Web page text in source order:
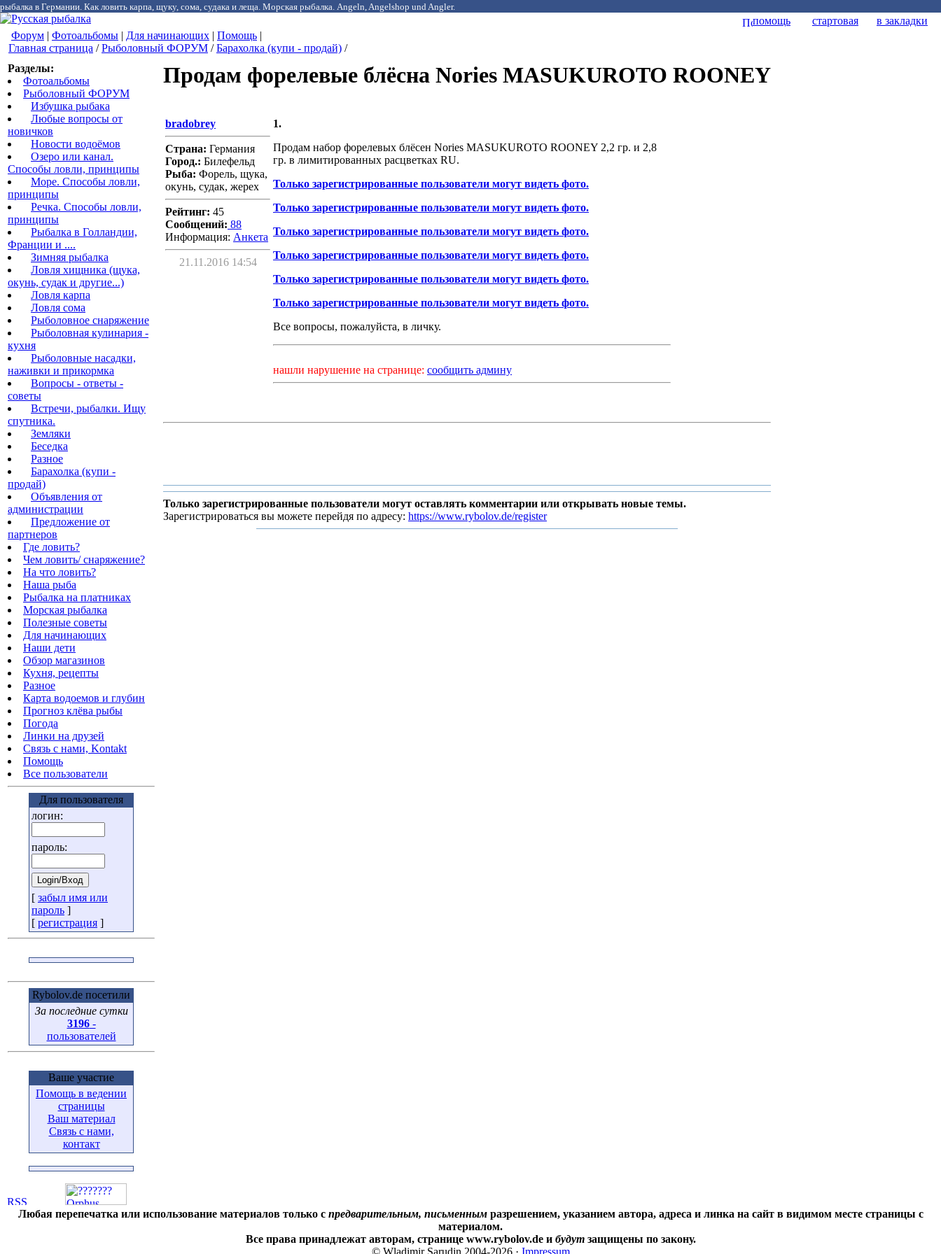
рыбалка в Германии. Как ловить карпа, щуку, сома, судака и леща. Морская рыбалка. Angeln, Angelshop und Angler.
помощь стартовая
в закладки
Форум | Фотоальбомы | Для начинающих | Помощь |
Главная страница /Рыболовный ФОРУМ /Барахолка (купи - продай) /
Разделы:
Фотоальбомы
Рыболовный ФОРУМ
Избушка рыбака
Любые вопросы от
новичков
Новости водоёмов
Озеро или канал.
Способы ловли, принципы
Море. Способы ловли,
принципы
Речка. Способы ловли,
принципы
Рыбалка в Голландии,
Франции и ....
Зимняя рыбалка
Ловля хищника (щука,
окунь, судак и другие...)
Ловля карпа
Ловля сома
Рыболовное снаряжение
Рыболовная кулинария -
кухня
Рыболовные насадки,
наживки и прикормка
Вопросы - ответы -
советы
Встречи, рыбалки. Ищу
спутника.
Земляки
Беседка
Разное
Барахолка (купи -
продай)
Объявления от
администрации
Предложение от
партнеров
Где ловить?
Чем ловить/ снаряжение?
На что ловить?
Наша рыба
Рыбалка на платниках
Морская рыбалка
Полезные советы
Для начинающих
Наши дети
Обзор магазинов
Кухня, рецепты
Разное
Карта водоемов и глубин
Прогноз клёва рыбы
Погода
Линки на друзей
Связь с нами, Kontakt
Помощь
Все пользователи
Для пользователя
логин:
пароль:
[ забыл имя или
пароль ]
[ регистрация ]
Rybolov.de посетили
За последние сутки
3196-
пользователей
Ваше участие
Помощь в ведении
страницы
Ваш материал
Связь с нами,
контакт
Продам форелевые блёсна Nories MASUKUROTO ROONEY
bradobrey
Страна: Германия
Город.: Билефельд
Рыба: Форель, щука,
окунь, судак, жерех
Рейтинг: 45
Сообщений: 88
Информация: Aнкета
21.11.2016 14:54
1.
Продам набор форелевых блёсен Nories MASUKUROTO ROONEY 2,2 гр. и 2,8
гр. в лимитированных расцветках RU.
Только зарегистрированные пользователи могут видеть фото.
Только зарегистрированные пользователи могут видеть фото.
Только зарегистрированные пользователи могут видеть фото.
Только зарегистрированные пользователи могут видеть фото.
Только зарегистрированные пользователи могут видеть фото.
Только зарегистрированные пользователи могут видеть фото.
Все вопросы, пожалуйста, в личку.
нашли нарушение на странице: сообщить админу
Только зарегистрированные пользователи могут оставлять комментарии или открывать новые темы.
Зарегистрироваться вы можете перейдя по адресу: https://www.rybolov.de/register
Любая перепечатка или использование материалов только с предварительным, письменнымразрешением, указанием автора, адреса и линка на сайт в видимом месте страницы с
материалом.
Все права принадлежат авторам, странице www.rybolov.de и будутзащищены по закону.
© Wladimir Sarudin 2004-2026 · Impressum